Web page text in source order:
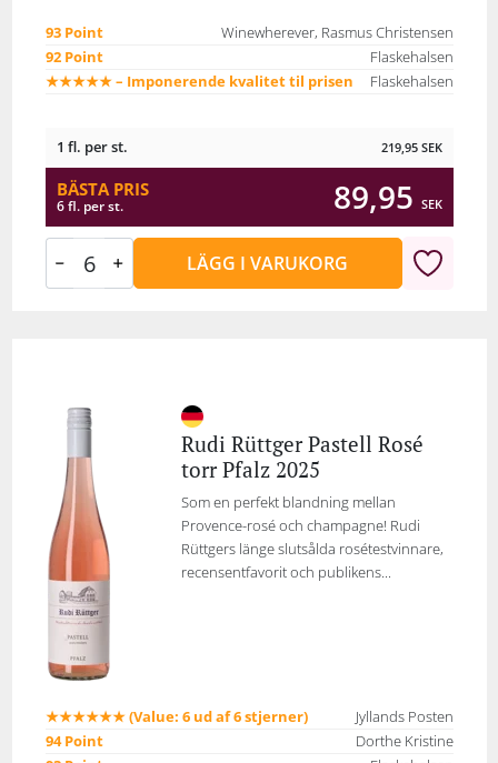
93 Point
Winewherever, Rasmus Christensen
92 Point
Flaskehalsen
★★★★★ – Imponerende kvalitet til prisen
Flaskehalsen
1 fl. per st. 219,95 SEK
BÄSTA PRIS
6 fl. per st. 89,95 SEK
LÄGG I VARUKORG
Rudi Rüttger Pastell Rosé
torr Pfalz 2025
Som en perfekt blandning mellan
Provence-rosé och champagne! Rudi
Rüttgers länge slutsålda rosétestvinnare,
recensentfavorit och publikens...
★★★★★★ (Value: 6 ud af 6 stjerner)
Jyllands Posten
94 Point
Dorthe Kristine